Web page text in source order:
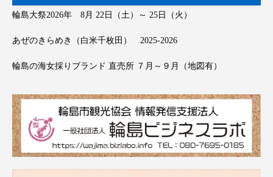
輪島大祭2026年 8月 22日（土）～ 25日（火）
あぜのきらめき（白米千枚田） 2025-2026
輪島の海女採りブランド 直売所 ７月～９月（地図有）